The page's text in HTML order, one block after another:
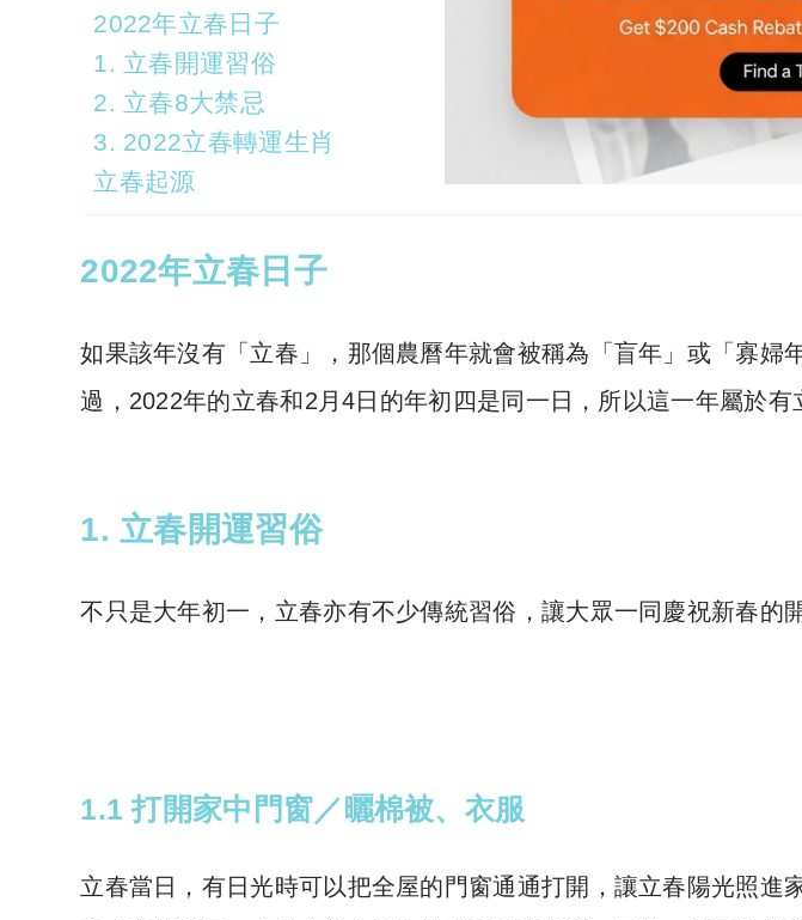
2022年立春日子
1. 立春開運習俗
2. 立春8大禁忌
3. 2022立春轉運生肖
立春起源
2022年立春日子
如果該年沒有「立春」，那個農曆年就會被稱為「盲年」或「寡婦
過，2022年的立春和2月4日的年初四是同一日，所以這一年屬於有
1. 立春開運習俗
不只是大年初一，立春亦有不少傳統習俗，讓大眾一同慶祝新春的
1.1 打開家中門窗／曬棉被、衣服
立春當日，有日光時可以把全屋的門窗通通打開，讓立春陽光照進